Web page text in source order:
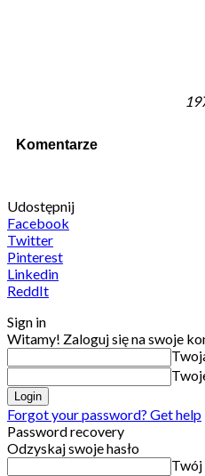
Komentarze
Udostępnij
Facebook
Twitter
Pinterest
Linkedin
ReddIt
Sign in
Witamy! Zaloguj się na swoje
Forgot your password? Get help
Password recovery
Odzyskaj swoje hasło
Twój